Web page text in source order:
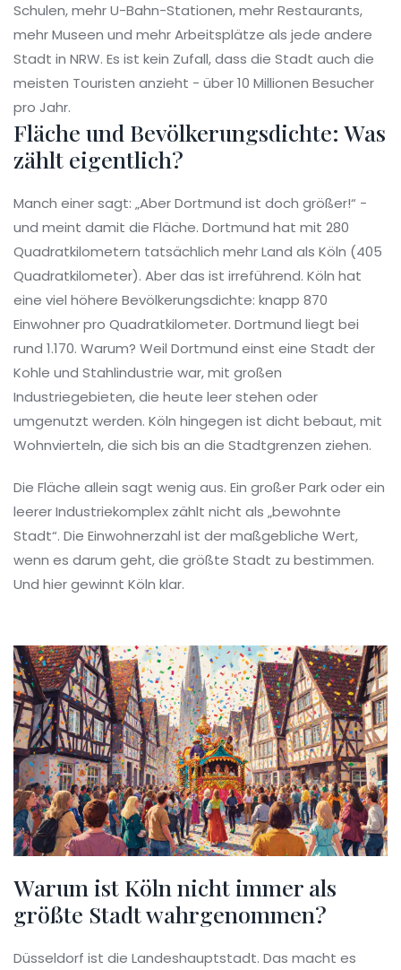
Schulen, mehr U-Bahn-Stationen, mehr Restaurants,
mehr Museen und mehr Arbeitsplätze als jede andere
Stadt in NRW. Es ist kein Zufall, dass die Stadt auch die
meisten Touristen anzieht - über 10 Millionen Besucher
pro Jahr.
Fläche und Bevölkerungsdichte: Was
zählt eigentlich?
Manch einer sagt: „Aber Dortmund ist doch größer!“ -
und meint damit die Fläche. Dortmund hat mit 280
Quadratkilometern tatsächlich mehr Land als Köln (405
Quadratkilometer). Aber das ist irreführend. Köln hat
eine viel höhere Bevölkerungsdichte: knapp 870
Einwohner pro Quadratkilometer. Dortmund liegt bei
rund 1.170. Warum? Weil Dortmund einst eine Stadt der
Kohle und Stahlindustrie war, mit großen
Industriegebieten, die heute leer stehen oder
umgenutzt werden. Köln hingegen ist dicht bebaut, mit
Wohnvierteln, die sich bis an die Stadtgrenzen ziehen.
Die Fläche allein sagt wenig aus. Ein großer Park oder ein
leerer Industriekomplex zählt nicht als „bewohnte
Stadt“. Die Einwohnerzahl ist der maßgebliche Wert,
wenn es darum geht, die größte Stadt zu bestimmen.
Und hier gewinnt Köln klar.
Warum ist Köln nicht immer als
größte Stadt wahrgenommen?
Düsseldorf ist die Landeshauptstadt. Das macht es